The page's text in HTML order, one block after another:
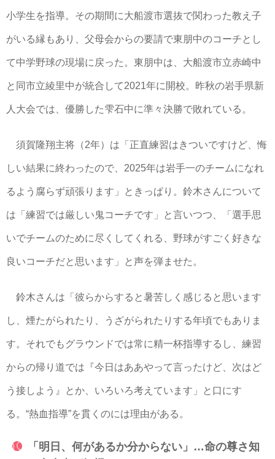
小学生を指導。その期間に大船渡市選抜で関わった教え子
がいる縁もあり、父母会からの要請で東朋中のコーチとし
て中学野球の現場に戻った。東朋中は、大船渡市立赤崎中
と同市立綾里中が統合して2021年に開校。昨秋の岩手県新
人大会では、優勝した雫石中に準々決勝で敗れている。
須賀隆翔主将（2年）は「正直練習はきついですけど、悔
しい結果に終わったので、2025年は岩手一のチームになれ
るよう腐らず頑張ります」ときっぱり。鈴木さんについて
は「練習では厳しい鬼コーチです」と言いつつ、「選手思
いでチームのために尽くしてくれる、野球がすごく好きな
良いコーチだと思います」と声を弾ませた。
鈴木さんは「彼らからすると暑苦しく感じると思います
し、煙たがられたり、うざがられたりする年頃でもありま
す。それでもグラウンドでは常に精一杯指導するし、練習
からの帰り道では『今日はああやって言ったけど、次はど
う接しよう』とか、いろいろ考えています」と口にす
る。“熱血指導”を貫くのには理由がある。
「明日、何があるか分からない」…命の尊さ知